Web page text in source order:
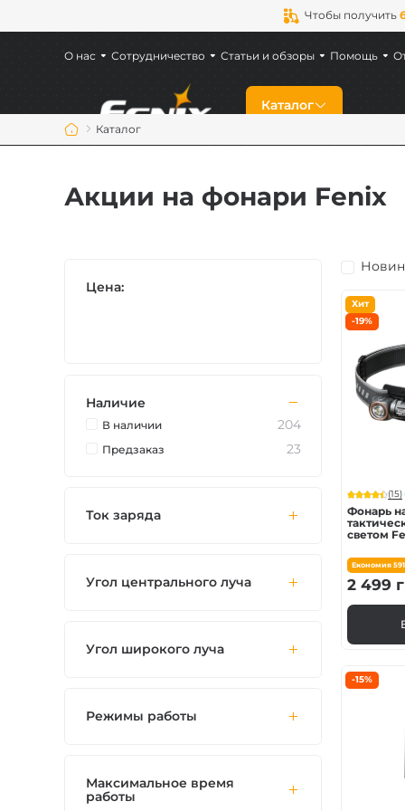
Чтобы получить
Каталог
Новинки
Фонари Fenix
Фонари для
Аккумуляторы
Зарядные
О нас Сотрудничество Статьи и обзоры Помощь
Каталог
Акции на фонари Fenix
Хит
-19%
(15)
Фонарь
светом
Економия591
2 499
-15%
Цена:
Наличие
В наличии 204
Предзаказ 23
Ток заряда
Угол центрального луча
Угол широкого луча
Режимы работы
Максимальное время
работы